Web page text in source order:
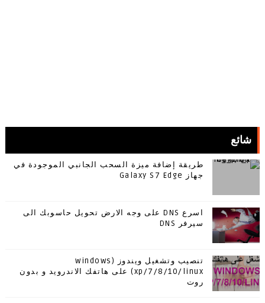
شائع
طريقة إضافة ميزة السحب الجانبي الموجودة في
جهاز Galaxy S7 Edge
اسرع DNS على وجه الارض تحويل حاسوبك الى
سيرفر DNS
تنصيب وتشغيل ويندوز (windows
xp/7/8/10/linux) على هاتفك الاندرويد و بدون
روت